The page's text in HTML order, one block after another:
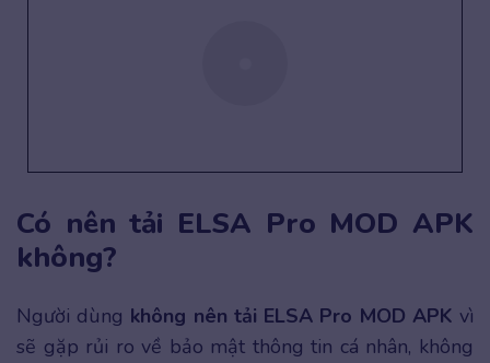
Có nên tải ELSA Pro MOD APK
không?
Người dùng không nên tải ELSA Pro MOD APK vì
sẽ gặp rủi ro về bảo mật thông tin cá nhân, không